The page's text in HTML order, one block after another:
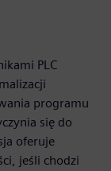
PLC
programu
się do
oferuje
jeśli chodzi